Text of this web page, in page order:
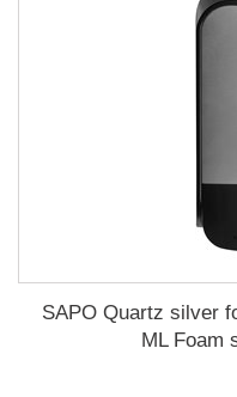
SAPO Quartz silver
ML Foam